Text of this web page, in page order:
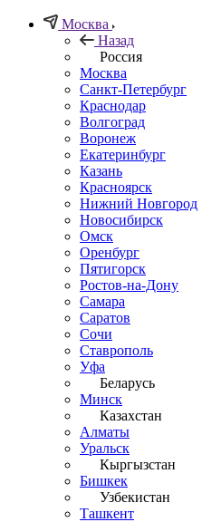
Москва
Назад
Россия
Москва
Санкт-Петербург
Краснодар
Волгоград
Воронеж
Екатеринбург
Казань
Красноярск
Нижний Новгород
Новосибирск
Омск
Оренбург
Пятигорск
Ростов-на-Дону
Самара
Саратов
Сочи
Ставрополь
Уфа
Беларусь
Минск
Казахстан
Алматы
Уральск
Кыргызстан
Бишкек
Узбекистан
Ташкент